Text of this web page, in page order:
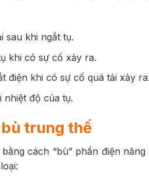
sau khi ngắt tụ.
khi có sự cố xảy ra.
điện khi có sự cố quá tải xảy ra.
nhiệt độ của tụ.
trung thế
cách “bù” phần điện năng